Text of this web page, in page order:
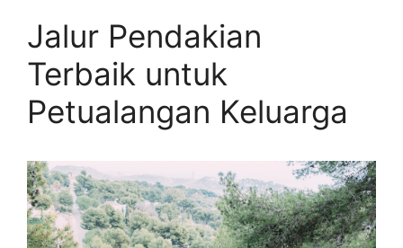
Jalur Pendakian
Terbaik untuk
Petualangan Keluarga